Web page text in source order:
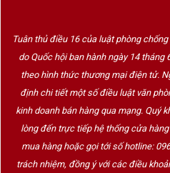
Tuân thủ điều 16 của luật phòng
do Quốc hội ban hành ngày 14 tháng
theo hình thức thương mại điện tử.
định chi tiết một số điều luật văn
kinh doanh bán hàng qua mạng. Quý
lòng đến trực tiếp hệ thống cửa
mua hàng hoặc gọi tới số hotline:
trách nhiệm, đồng ý với các điều